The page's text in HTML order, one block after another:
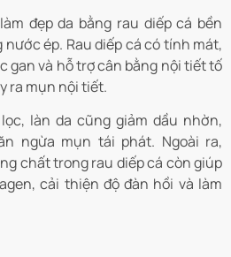
đẹp da bằng rau diếp cá bền
ép. Rau diếp cá có tính mát,
gan và hỗ trợ cân bằng nội tiết tố
ra mụn nội tiết.
làn da cũng giảm dầu nhờn,
ngừa mụn tái phát. Ngoài ra,
chất trong rau diếp cá còn giúp
cải thiện độ đàn hồi và làm